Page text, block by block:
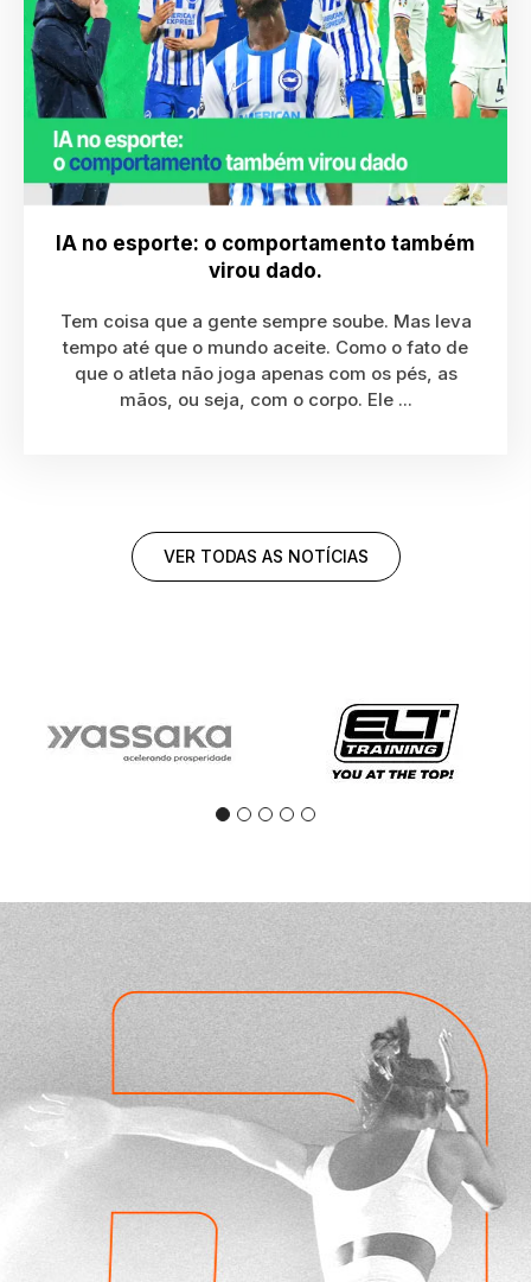
IA no esporte: o comportamento também
virou dado.
Tem coisa que a gente sempre soube. Mas leva
tempo até que o mundo aceite. Como o fato de
que o atleta não joga apenas com os pés, as
mãos, ou seja, com o corpo. Ele ...
VER TODAS AS NOTÍCIAS